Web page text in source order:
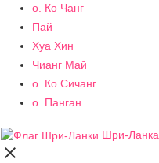
о. Ко Чанг
Пай
Хуа Хин
Чианг Май
о. Ко Сичанг
о. Панган
Шри-Ланка
